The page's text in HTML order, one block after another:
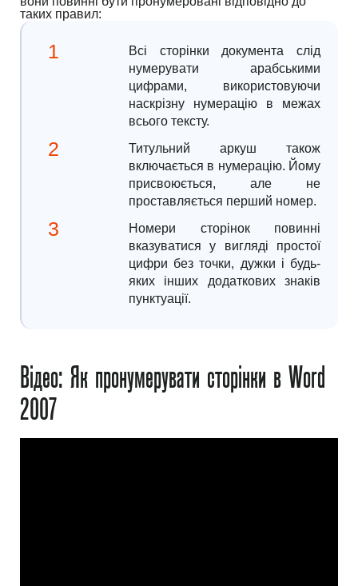
таких правил:
Всі сторінки документа слід
нумерувати арабськими
цифрами, використовуючи
наскрізну нумерацію в межах
всього тексту.
Титульний аркуш також
включається в нумерацію. Йому
присвоюється, але не
проставляється перший номер.
Номери сторінок повинні
вказуватися у вигляді простої
цифри без точки, дужки і будь-
яких інших додаткових знаків
пунктуації.
Відео: Як пронумерувати сторінки в Word
2007